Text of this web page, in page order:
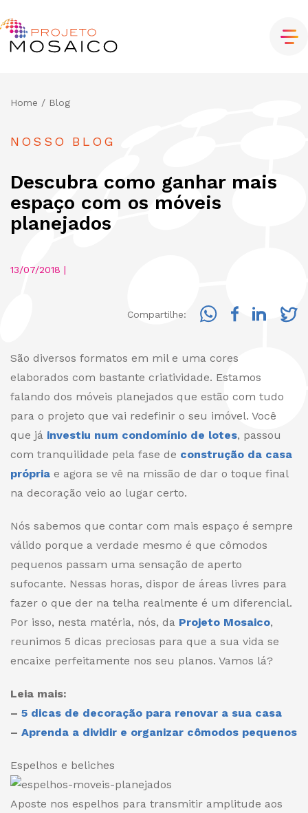
Home / Blog
NOSSO BLOG
Descubra como ganhar mais
espaço com os móveis
planejados
13/07/2018 |
Compartilhe:
São diversos formatos em mil e uma cores
elaborados com bastante criatividade. Estamos
falando dos móveis planejados que estão com tudo
para o projeto que vai redefinir o seu imóvel. Você
que já investiu num condomínio de lotes, passou
com tranquilidade pela fase de construção da casa
própria e agora se vê na missão de dar o toque final
na decoração veio ao lugar certo.
Nós sabemos que contar com mais espaço é sempre
válido porque a verdade mesmo é que cômodos
pequenos passam uma sensação de aperto
sufocante. Nessas horas, dispor de áreas livres para
fazer o que der na telha realmente é um diferencial.
Por isso, nesta matéria, nós, da Projeto Mosaico,
reunimos 5 dicas preciosas para que a sua vida se
encaixe perfeitamente nos seu planos. Vamos lá?
Leia mais:
– 5 dicas de decoração para renovar a sua casa
– Aprenda a dividir e organizar cômodos pequenos
Espelhos e beliches
Aposte nos espelhos para transmitir amplitude aos